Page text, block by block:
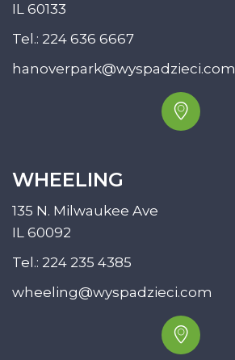
IL 60133
Tel.: 224 636 6667
hanoverpark@wyspadzieci.com
WHEELING
135 N. Milwaukee Ave
IL 60092
Tel.: 224 235 4385
wheeling@wyspadzieci.com